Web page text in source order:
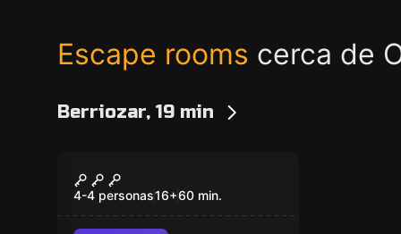
Escape rooms cerca de
Berriozar, 19 min
Nuevo
Objetivo 2030
4-4 personas16+60 min.